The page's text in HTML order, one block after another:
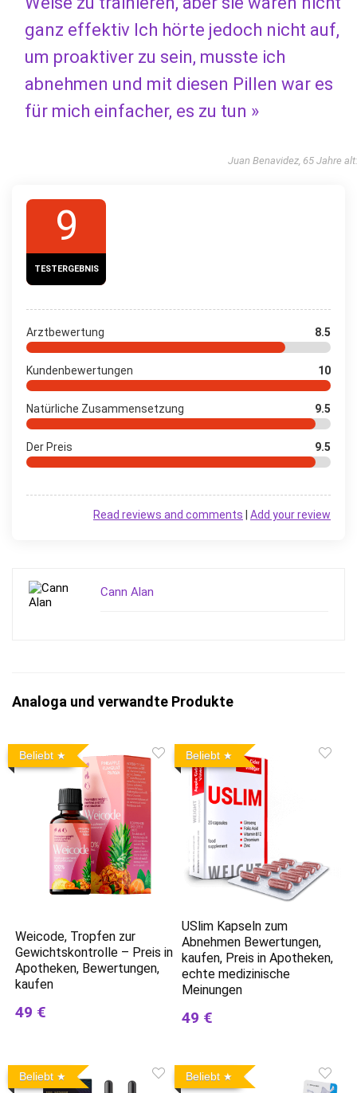
ganz effektiv Ich hörte jedoch nicht auf,
um proaktiver zu sein, musste ich
abnehmen und mit diesen Pillen war es
für mich einfacher, es zu tun »
Juan Benavidez, 65 Jahre alt:
9
TESTERGEBNIS
Arztbewertung 8.5
Kundenbewertungen 10
Natürliche Zusammensetzung 9.5
Der Preis 9.5
Add your review
Read reviews and comments
Cann Alan
Analoga und verwandte Produkte
Beliebt
Weicode, Tropfen zur
Gewichtskontrolle – Preis in
Apotheken, Bewertungen,
kaufen
49 €
Beliebt
USlim Kapseln zum
Abnehmen Bewertungen,
kaufen, Preis in Apotheken,
echte medizinische
Meinungen
49 €
Beliebt Beliebt